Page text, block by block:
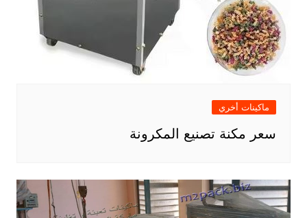
ماكينات أخري
سعر مكنة تصنيع المكرونة